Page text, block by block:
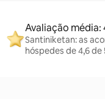
Avaliação média:
Santiniketan: as
hóspedes de 4,6 de